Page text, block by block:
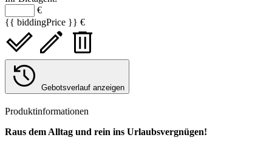
€
{{ biddingPrice }} €
Gebotsverlauf anzeigen
Produktinformationen
Raus dem Alltag und rein ins Urlaubsvergnügen!